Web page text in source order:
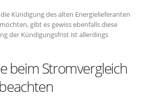
Kündigung des alten Energielieferanten
gibt es gewiss ebenfalls diese
der Kündigungsfrist ist allerdings
beim Stromvergleich